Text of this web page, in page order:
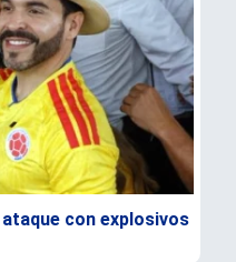
con explosivos